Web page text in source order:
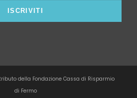
della Fondazione Cassa di Risparmio
di Fermo